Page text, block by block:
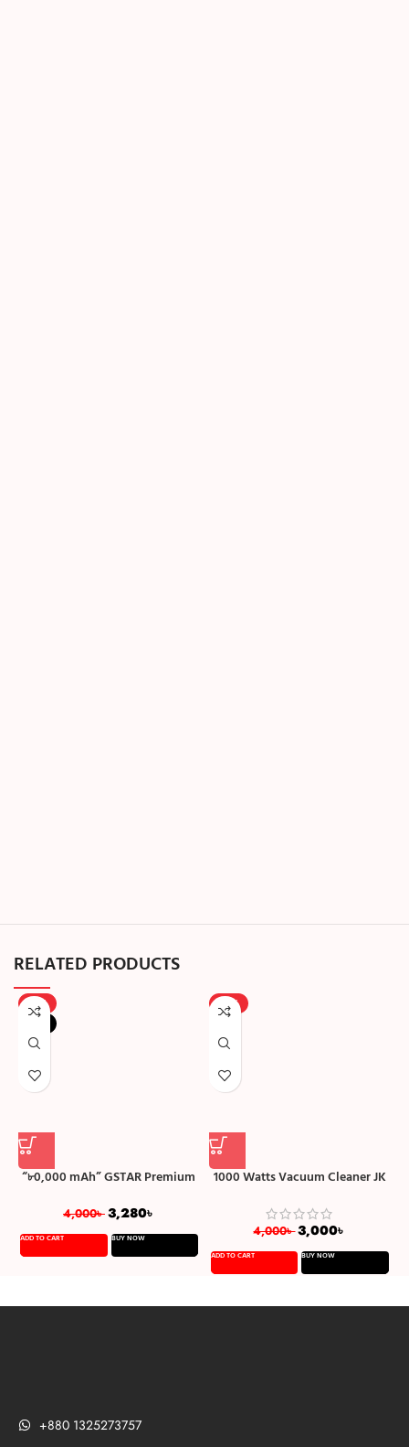
RELATED PRODUCTS
-18%
“৮0,000 mAh” GSTAR Premium
4,000৳3,280৳
ADD TO CART BUY NOW
-25%
1000 Watts Vacuum Cleaner JK
4,000৳3,000৳
ADD TO CART BUY NOW
+880 1325273757